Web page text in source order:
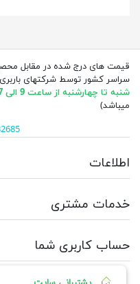
قیمت های درج شده در مقابل
سراسر کشور توسط شرکتهای
شنبه تا چهارشنبه از ساعت 9 الی 17
میباشد)
اطلاعات
خدمات مشتری
حساب کاربری شما